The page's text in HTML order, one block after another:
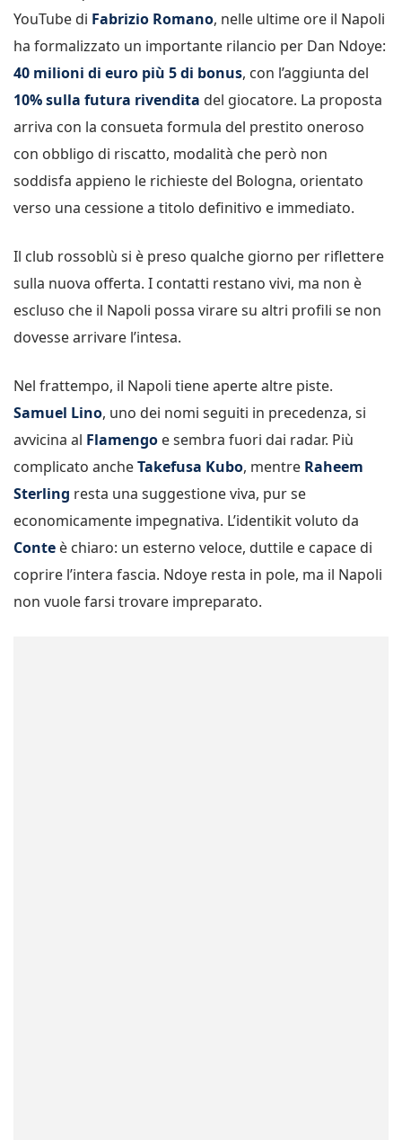
YouTube di Fabrizio Romano, nelle ultime ore il Napoli
ha formalizzato un importante rilancio per Dan Ndoye:
40 milioni di euro più 5 di bonus, con l’aggiunta del
10% sulla futura rivendita del giocatore. La proposta
arriva con la consueta formula del prestito oneroso
con obbligo di riscatto, modalità che però non
soddisfa appieno le richieste del Bologna, orientato
verso una cessione a titolo definitivo e immediato.
Il club rossoblù si è preso qualche giorno per riflettere
sulla nuova offerta. I contatti restano vivi, ma non è
escluso che il Napoli possa virare su altri profili se non
dovesse arrivare l’intesa.
Nel frattempo, il Napoli tiene aperte altre piste.
Samuel Lino, uno dei nomi seguiti in precedenza, si
avvicina al Flamengo e sembra fuori dai radar. Più
complicato ancheTakefusa Kubo, mentre Raheem
Sterling resta una suggestione viva, pur se
economicamente impegnativa. L’identikit voluto da
Conte è chiaro: un esterno veloce, duttile e capace di
coprire l’intera fascia. Ndoye resta in pole, ma il Napoli
non vuole farsi trovare impreparato.